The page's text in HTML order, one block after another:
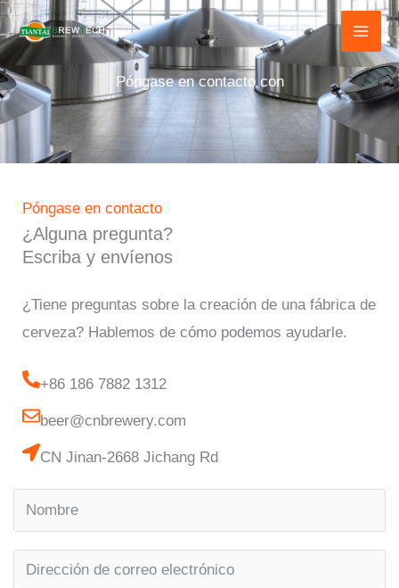
Ir
al
contenido
Póngase en contacto con
Póngase en contacto
¿Alguna pregunta?
Escriba y envíenos
¿Tiene preguntas sobre la creación de una fábrica de
cerveza? Hablemos de cómo podemos ayudarle.
+86 186 7882 1312
beer@cnbrewery.com
CN Jinan-2668 Jichang Rd